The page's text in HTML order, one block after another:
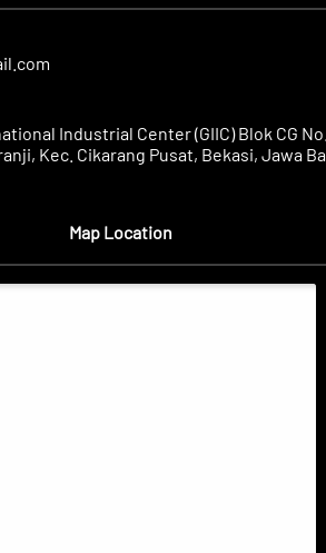
Industrial Center (GIIC) Blok CG
Kec. Cikarang Pusat, Bekasi, Jawa
Map Location